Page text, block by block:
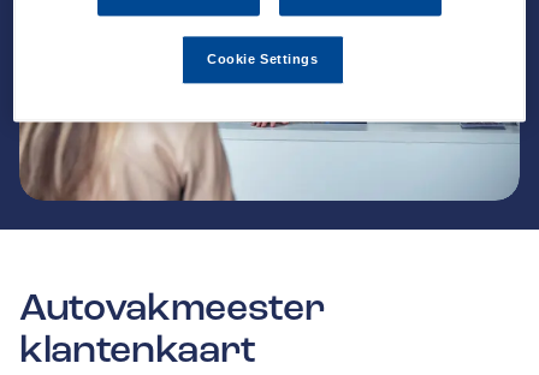
Autovakmeester
klantenkaart
Cookie Settings